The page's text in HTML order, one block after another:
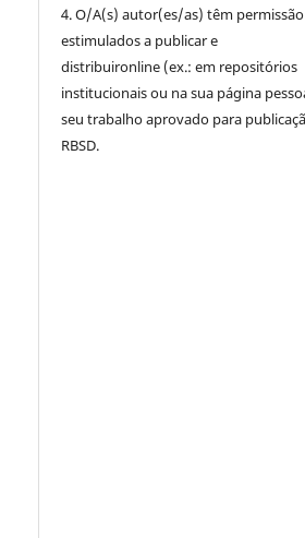
4. O/A(s) autor(es/as) têm
estimulados a publicar e
distribuironline (ex.: em repositórios
institucionais ou na sua página
seu trabalho aprovado para
RBSD.